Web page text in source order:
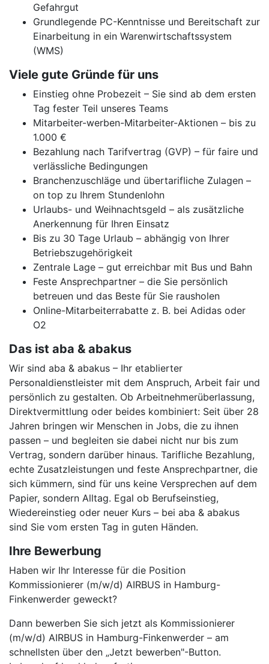
Gefahrgut
Grundlegende PC-Kenntnisse und Bereitschaft zur
Einarbeitung in ein Warenwirtschaftssystem
(WMS)
Viele gute Gründe für uns
Einstieg ohne Probezeit – Sie sind ab dem ersten
Tag fester Teil unseres Teams
Mitarbeiter-werben-Mitarbeiter-Aktionen – bis zu
1.000 €
Bezahlung nach Tarifvertrag (GVP) – für faire und
verlässliche Bedingungen
Branchenzuschläge und übertarifliche Zulagen –
on top zu Ihrem Stundenlohn
Urlaubs- und Weihnachtsgeld – als zusätzliche
Anerkennung für Ihren Einsatz
Bis zu 30 Tage Urlaub – abhängig von Ihrer
Betriebszugehörigkeit
Zentrale Lage – gut erreichbar mit Bus und Bahn
Feste Ansprechpartner – die Sie persönlich
betreuen und das Beste für Sie rausholen
Online-Mitarbeiterrabatte z. B. bei Adidas oder
O2
Das ist aba & abakus
Wir sind aba & abakus – Ihr etablierter
Personaldienstleister mit dem Anspruch, Arbeit fair und
persönlich zu gestalten. Ob Arbeitnehmerüberlassung,
Direktvermittlung oder beides kombiniert: Seit über 28
Jahren bringen wir Menschen in Jobs, die zu ihnen
passen – und begleiten sie dabei nicht nur bis zum
Vertrag, sondern darüber hinaus. Tarifliche Bezahlung,
echte Zusatzleistungen und feste Ansprechpartner, die
sich kümmern, sind für uns keine Versprechen auf dem
Papier, sondern Alltag. Egal ob Berufseinstieg,
Wiedereinstieg oder neuer Kurs – bei aba & abakus
sind Sie vom ersten Tag in guten Händen.
Ihre Bewerbung
Haben wir Ihr Interesse für die Position
Kommissionierer (m/w/d) AIRBUS in Hamburg-
Finkenwerder geweckt?
Dann bewerben Sie sich jetzt als Kommissionierer
(m/w/d) AIRBUS in Hamburg-Finkenwerder – am
schnellsten über den „Jetzt bewerben"-Button.